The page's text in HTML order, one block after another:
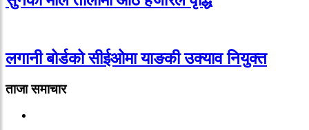
लगानी बोर्डको सीईओमा याङकी उक्याव नियुक्त
ताजा समाचार